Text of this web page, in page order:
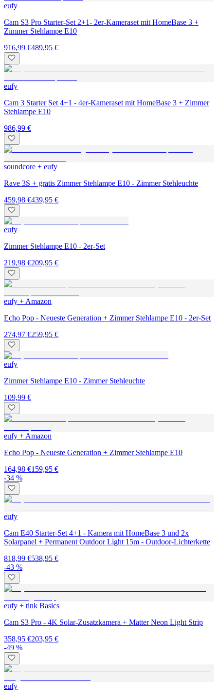
eufy
Cam S3 Pro Starter-Set 2+1- 2er-Kameraset mit HomeBase 3 +
Zimmer Stehlampe E10
916,99 €489,95 €
eufy
Cam 3 Starter Set 4+1 - 4er-Kameraset mit HomeBase 3 + Zimmer
Stehlampe E10
986,99 €
soundcore + eufy
Rave 3S + gratis Zimmer Stehlampe E10 - Zimmer Stehleuchte
459,98 €439,95 €
eufy
Zimmer Stehlampe E10 - 2er-Set
219,98 €209,95 €
eufy + Amazon
Echo Pop - Neueste Generation + Zimmer Stehlampe E10 - 2er-Set
274,97 €259,95 €
eufy
Zimmer Stehlampe E10 - Zimmer Stehleuchte
109,99 €
eufy + Amazon
Echo Pop - Neueste Generation + Zimmer Stehlampe E10
164,98 €159,95 €
-34 %
eufy
Cam E40 Starter-Set 4+1 - Kamera mit HomeBase 3 und 2x
Solarpanel + Permanent Outdoor Light 15m - Outdoor-Lichterkette
818,99 €538,95 €
-43 %
eufy + tink Basics
Cam S3 Pro - 4K Solar-Zusatzkamera + Matter Neon Light Strip
358,95 €203,95 €
-49 %
eufy